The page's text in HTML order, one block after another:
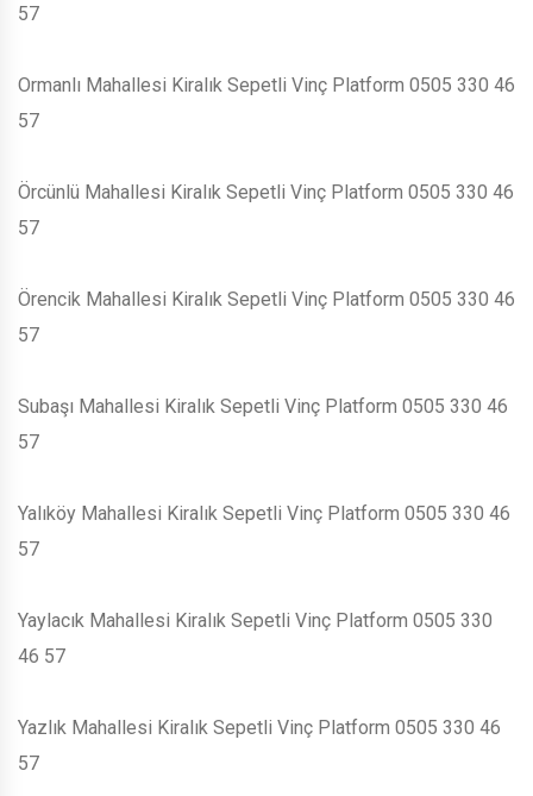
57
Ormanlı Mahallesi Kiralık Sepetli Vinç Platform 0505 330 46
57
Örcünlü Mahallesi Kiralık Sepetli Vinç Platform 0505 330 46
57
Örencik Mahallesi Kiralık Sepetli Vinç Platform 0505 330 46
57
Subaşı Mahallesi Kiralık Sepetli Vinç Platform 0505 330 46
57
Yalıköy Mahallesi Kiralık Sepetli Vinç Platform 0505 330 46
57
Yaylacık Mahallesi Kiralık Sepetli Vinç Platform 0505 330
46 57
Yazlık Mahallesi Kiralık Sepetli Vinç Platform 0505 330 46
57